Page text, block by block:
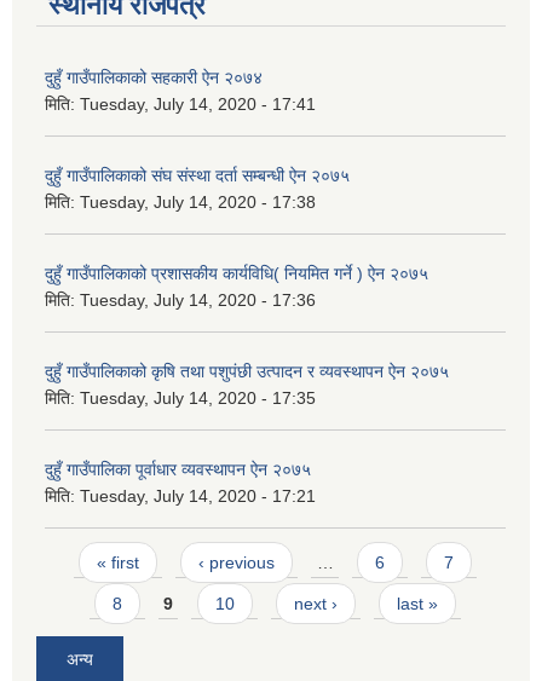
दुहुँ गाउँपालिकाको सहकारी ऐन २०७४
मिति: Tuesday, July 14, 2020 - 17:41
दुहुँ गाउँपालिकाको संघ संस्था दर्ता सम्बन्धी ऐन २०७५
मिति: Tuesday, July 14, 2020 - 17:38
दुहुँ गाउँपालिकाको प्रशासकीय कार्यविधि( नियमित गर्ने ) ऐन २०७५
मिति: Tuesday, July 14, 2020 - 17:36
दुहुँ गाउँपालिकाको कृषि तथा पशुपंछी उत्पादन र व्यवस्थापन ऐन २०७५
मिति: Tuesday, July 14, 2020 - 17:35
दुहुँ गाउँपालिका पूर्वाधार व्यवस्थापन ऐन २०७५
मिति: Tuesday, July 14, 2020 - 17:21
Pages
« first ‹ previous 6 7
8 9 10 next › last »
अन्य